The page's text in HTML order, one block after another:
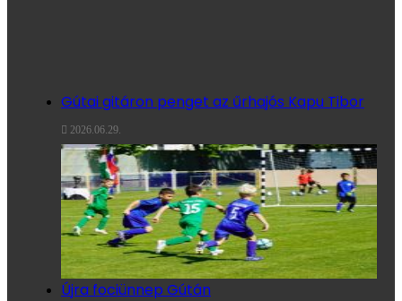
Gútai gitáron penget az űrhajós Kapu Tibor
2026.06.29.
Újra fociünnep Gútán